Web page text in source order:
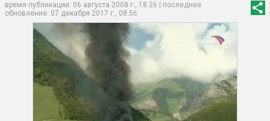
время публикации: 06 августа 2008 г., 18:26 | последнее
обновление: 07 декабря 2017 г., 08:56